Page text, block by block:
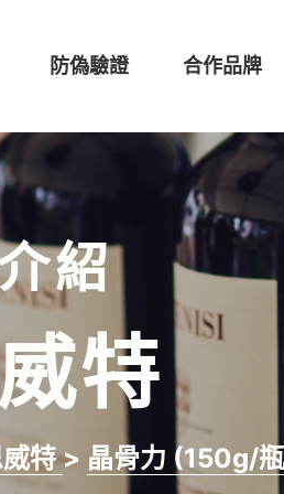
防偽驗證 合作品牌
紹
特
特> 晶骨力 (150g/